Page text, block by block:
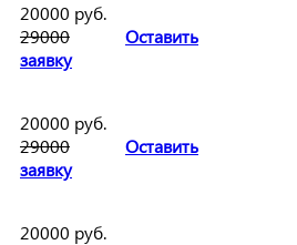
20000 руб.
29000
Оставить
заявку
20000 руб.
29000
Оставить
заявку
20000 руб.